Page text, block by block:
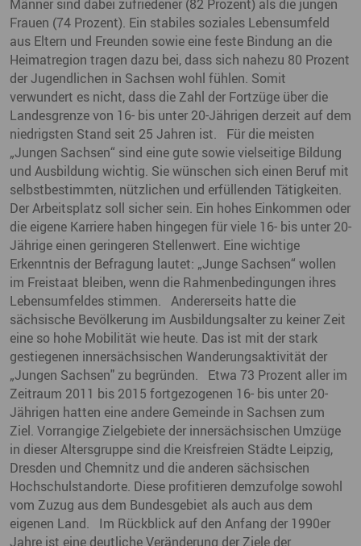
Männer sind dabei zufriedener (82 Prozent) als die jungen
Frauen (74 Prozent). Ein stabiles soziales Lebensumfeld
aus Eltern und Freunden sowie eine feste Bindung an die
Heimatregion tragen dazu bei, dass sich nahezu 80 Prozent
der Jugendlichen in Sachsen wohl fühlen. Somit
verwundert es nicht, dass die Zahl der Fortzüge über die
Landesgrenze von 16- bis unter 20-Jährigen derzeit auf dem
niedrigsten Stand seit 25 Jahren ist. Für die meisten
„Jungen Sachsen“ sind eine gute sowie vielseitige Bildung
und Ausbildung wichtig. Sie wünschen sich einen Beruf mit
selbstbestimmten, nützlichen und erfüllenden Tätigkeiten.
Der Arbeitsplatz soll sicher sein. Ein hohes Einkommen oder
die eigene Karriere haben hingegen für viele 16- bis unter 20-
Jährige einen geringeren Stellenwert. Eine wichtige
Erkenntnis der Befragung lautet: „Junge Sachsen“ wollen
im Freistaat bleiben, wenn die Rahmenbedingungen ihres
Lebensumfeldes stimmen. Andererseits hatte die
sächsische Bevölkerung im Ausbildungsalter zu keiner Zeit
eine so hohe Mobilität wie heute. Das ist mit der stark
gestiegenen innersächsischen Wanderungsaktivität der
„Jungen Sachsen" zu begründen. Etwa 73 Prozent aller im
Zeitraum 2011 bis 2015 fortgezogenen 16- bis unter 20-
Jährigen hatten eine andere Gemeinde in Sachsen zum
Ziel. Vorrangige Zielgebiete der innersächsischen Umzüge
in dieser Altersgruppe sind die Kreisfreien Städte Leipzig,
Dresden und Chemnitz und die anderen sächsischen
Hochschulstandorte. Diese profitieren demzufolge sowohl
vom Zuzug aus dem Bundesgebiet als auch aus dem
eigenen Land. Im Rückblick auf den Anfang der 1990er
Jahre ist eine deutliche Veränderung der Ziele der